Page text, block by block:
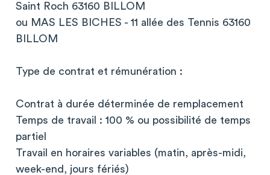
Saint Roch 63160 BILLOM
ou MAS LES BICHES - 11 allée des Tennis 63160
BILLOM
Type de contrat et rémunération :
Contrat à durée déterminée de remplacement
Temps de travail : 100 % ou possibilité de temps
partiel
Travail en horaires variables (matin, après-midi,
week-end, jours fériés)